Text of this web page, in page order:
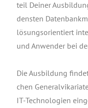
teil Dei­ner
dens­ten
lösungs­ori­en­tiert
und Anwen­der bei
Die Aus­bil­dung
chen
IT-Tech­no­lo­gien